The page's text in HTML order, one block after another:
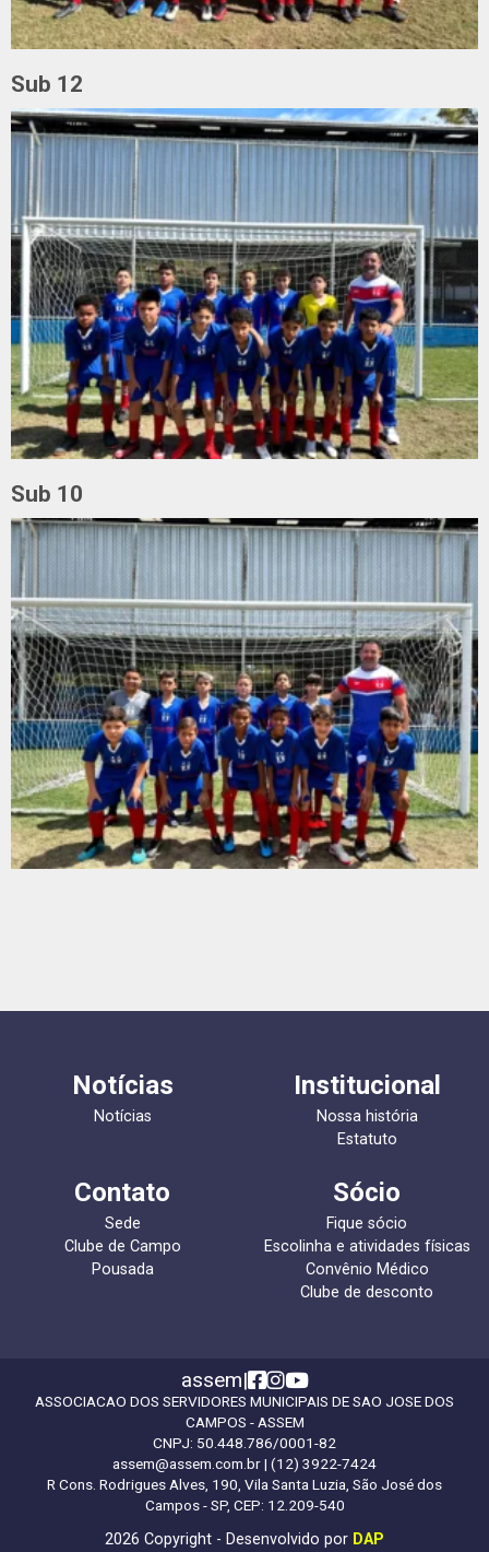
Sub 12
Sub 10
Notícias
Notícias
Institucional
Nossa história
Estatuto
Contato
Sede
Clube de Campo
Pousada
Sócio
Fique sócio
Escolinha e atividades físicas
Convênio Médico
Clube de desconto
assem|
ASSOCIACAO DOS SERVIDORES MUNICIPAIS DE SAO JOSE DOS
CAMPOS - ASSEM
CNPJ: 50.448.786/0001-82
assem@assem.com.br| (12) 3922-7424
R Cons. Rodrigues Alves, 190, Vila Santa Luzia, São José dos
Campos - SP, CEP: 12.209-540
2026 Copyright - Desenvolvido por DAP